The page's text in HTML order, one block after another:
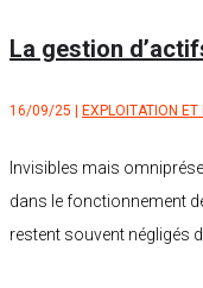
La gestion
16/09/25 EXPLOITATION
Invisibles mais
dans le fonctionnement
restent souvent négligés